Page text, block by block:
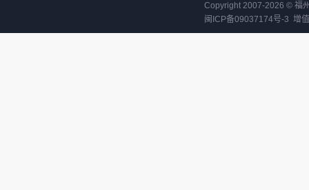
Copyright 2007-2026 © 福
闽ICP备09037174号-3 增